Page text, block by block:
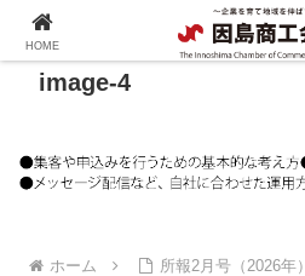
image-4
ホーム 所報2月号（2026年）
HOME